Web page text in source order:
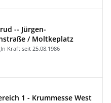
-- Jürgen-
/ Moltkeplatz
In Kraft seit 25.08.1986
1 - Krummesse West